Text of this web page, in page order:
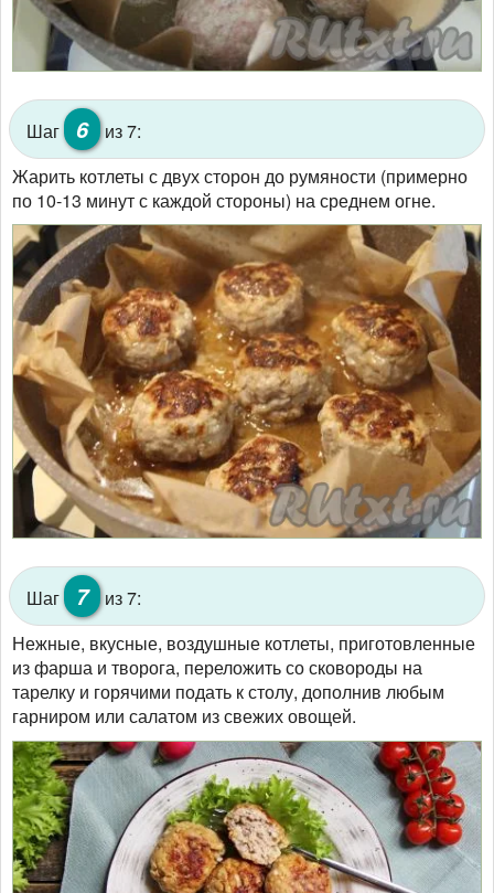
Шаг 6
из 7:
Жарить котлеты с двух сторон до румяности (примерно
по 10-13 минут с каждой стороны) на среднем огне.
Шаг 7
из 7:
Нежные, вкусные, воздушные котлеты, приготовленные
из фарша и творога, переложить со сковороды на
тарелку и горячими подать к столу, дополнив любым
гарниром или салатом из свежих овощей.